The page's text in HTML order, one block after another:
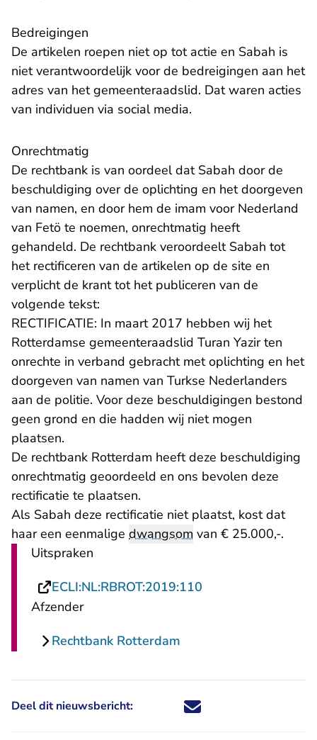
Bedreigingen
De artikelen roepen niet op tot actie en Sabah is
niet verantwoordelijk voor de bedreigingen aan het
adres van het gemeenteraadslid. Dat waren acties
van individuen via social media.
Onrechtmatig
De rechtbank is van oordeel dat Sabah door de
beschuldiging over de oplichting en het doorgeven
van namen, en door hem de imam voor Nederland
van Fetö te noemen, onrechtmatig heeft
gehandeld. De rechtbank veroordeelt Sabah tot
het rectificeren van de artikelen op de site en
verplicht de krant tot het publiceren van de
volgende tekst:
RECTIFICATIE: In maart 2017 hebben wij het
Rotterdamse gemeenteraadslid Turan Yazir ten
onrechte in verband gebracht met oplichting en het
doorgeven van namen van Turkse Nederlanders
aan de politie. Voor deze beschuldigingen bestond
geen grond en die hadden wij niet mogen
plaatsen.
De rechtbank Rotterdam heeft deze beschuldiging
onrechtmatig geoordeeld en ons bevolen deze
rectificatie te plaatsen.
Als Sabah deze rectificatie niet plaatst, kost dat
haar een eenmalige dwangsom van € 25.000,-.
Uitspraken
ECLI:NL:RBROT:2019:110
Afzender
Rechtbank Rotterdam
Deel dit nieuwsbericht: Deel dit nieuwsbericht via X -
Deel dit nieuwsbericht via
Deel dit nieuwsbericht
Deel dit